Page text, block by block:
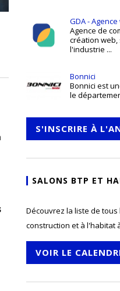
GDA -
Agence de
création
l'industrie ...
Bonnici
Bonnici est
le
S'INSCRIRE À
SALONS BTP ET
Découvrez la liste de
construction et à l'habitat
VOIR LE